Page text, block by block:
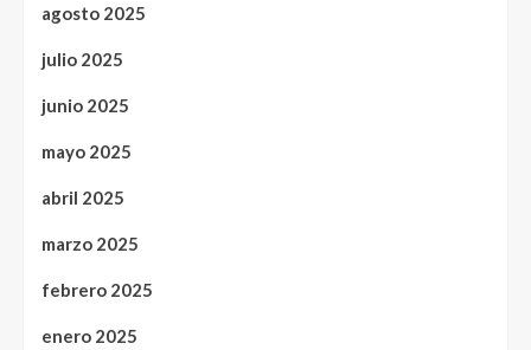
agosto 2025
julio 2025
junio 2025
mayo 2025
abril 2025
marzo 2025
febrero 2025
enero 2025